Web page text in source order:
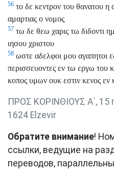
56 το δε κεντρον του θανατου η
αμαρτιας ο νομος
57 τω δε θεω χαρις τω διδοντι
ιησου χριστου
58 ωστε αδελφοι μου αγαπητοι
περισσευοντες εν τω εργω του
κοπος υμων ουκ εστιν κενος εν
ΠΡΟΣ ΚΟΡΙΝΘΙΟΥΣ Α΄, 15
1624 Elzevir
Обратите внимание!
ссылки, ведущие на
переводов,